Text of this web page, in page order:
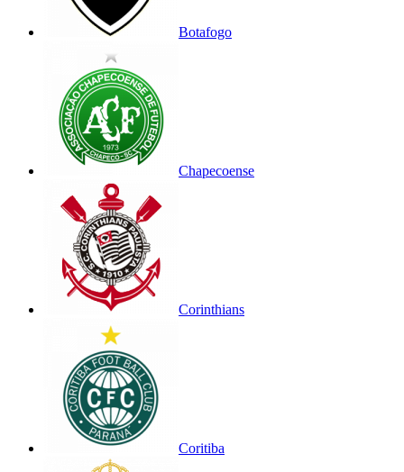
Botafogo
Chapecoense
Corinthians
Coritiba